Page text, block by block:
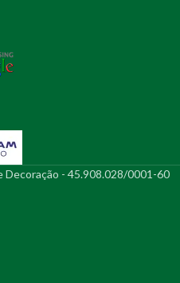
Decoração - 45.908.028/0001-60